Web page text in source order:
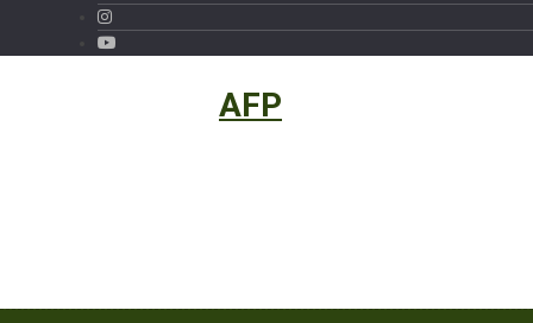
AFP